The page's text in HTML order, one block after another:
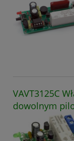
VAVT3125C
dowolnym